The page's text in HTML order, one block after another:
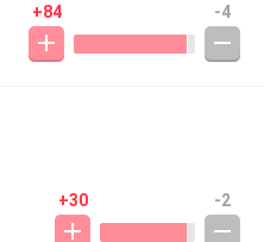
+84 -4
+30 -2